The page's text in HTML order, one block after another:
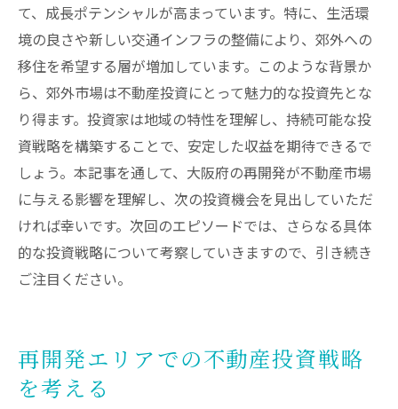
て、成長ポテンシャルが高まっています。特に、生活環
境の良さや新しい交通インフラの整備により、郊外への
移住を希望する層が増加しています。このような背景か
ら、郊外市場は不動産投資にとって魅力的な投資先とな
り得ます。投資家は地域の特性を理解し、持続可能な投
資戦略を構築することで、安定した収益を期待できるで
しょう。本記事を通して、大阪府の再開発が不動産市場
に与える影響を理解し、次の投資機会を見出していただ
ければ幸いです。次回のエピソードでは、さらなる具体
的な投資戦略について考察していきますので、引き続き
ご注目ください。
再開発エリアでの不動産投資戦略
を考える